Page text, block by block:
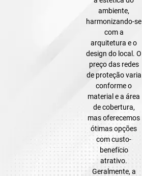
ambiente,
harmonizando-se
com a
arquitetura e o
design do local. O
preço das redes
de proteção varia
conforme o
material e a área
de cobertura,
mas oferecemos
ótimas opções
com custo-
benefício
atrativo.
Geralmente, a